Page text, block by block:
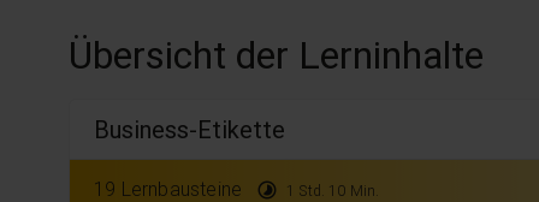
Übersicht der Lerninhalte
Business-Etikette
19 Lernbausteine timelapse 1 Std. 10 Min.